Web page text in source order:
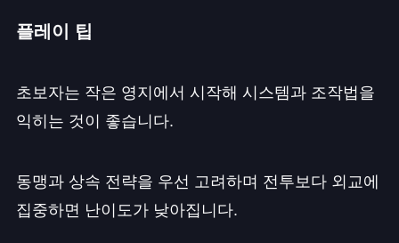
플레이 팁
초보자는 작은 영지에서 시작해 시스템과 조작법을
익히는 것이 좋습니다.
동맹과 상속 전략을 우선 고려하며 전투보다 외교에
집중하면 난이도가 낮아집니다.